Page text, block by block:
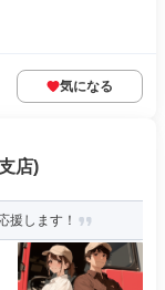
気になる
店)
援します！